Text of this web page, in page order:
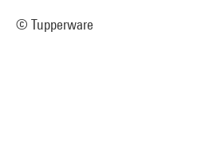
© Tupperware